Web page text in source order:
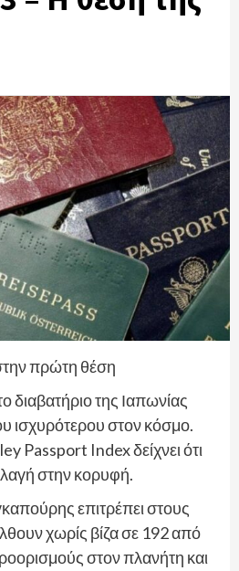
πρώτη θέση
διαβατήριο της Ιαπωνίας
ισχυρότερου στον κόσμο.
Passport Index δείχνει ότι
στην κορυφή.
επιτρέπει στους
χωρίς βίζα σε 192 από
στον πλανήτη και